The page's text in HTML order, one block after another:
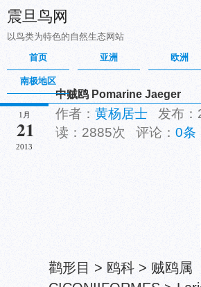
震旦鸟网
以鸟类为特色的自然生态网站
首页
亚洲 欧洲
南极地区
1月
21
2013
中贼鸥 Pomarine Jaeger
作者： 黄杨居士 发布：
读：2885次 评论： 0条
鹳形目 > 鸥科 > 贼鸥属